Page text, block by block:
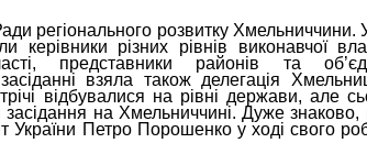
регіонального розвитку Хмельниччини.
різних рівнів виконавчої
представники районів та
взяла також делегація
відбувалися на рівні держави, але
на Хмельниччині. Дуже
України Петро Порошенко у ході свого